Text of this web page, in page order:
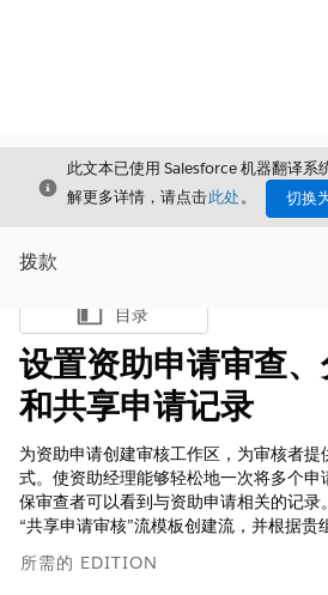
关闭
此文本已使用 Salesforce 机器翻译系
解更多详情，请点击此处。 切换
拨款
显示目录
目录
设置资助申请审查
和共享申请记录
为资助申请创建审核工作区，为审核者
式。使资助经理能够轻松地一次将多个
保审查者可以看到与资助申请相关的记录
“共享申请审核”流模板创建流，并根据贵
所需的 EDITION